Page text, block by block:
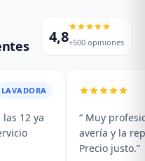
4,8+500 opiniones
LAVADORA
12 ya
“ Muy
avería y la
Precio justo.”